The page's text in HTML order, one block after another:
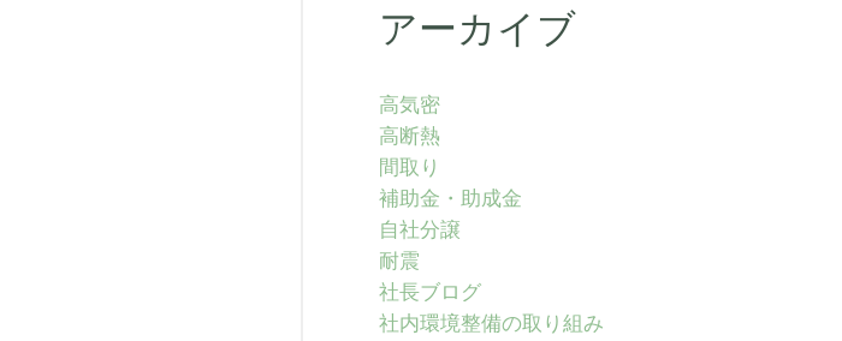
アーカイブ
高気密
高断熱
間取り
補助金・助成金
自社分譲
耐震
社長ブログ
社内環境整備の取り組み